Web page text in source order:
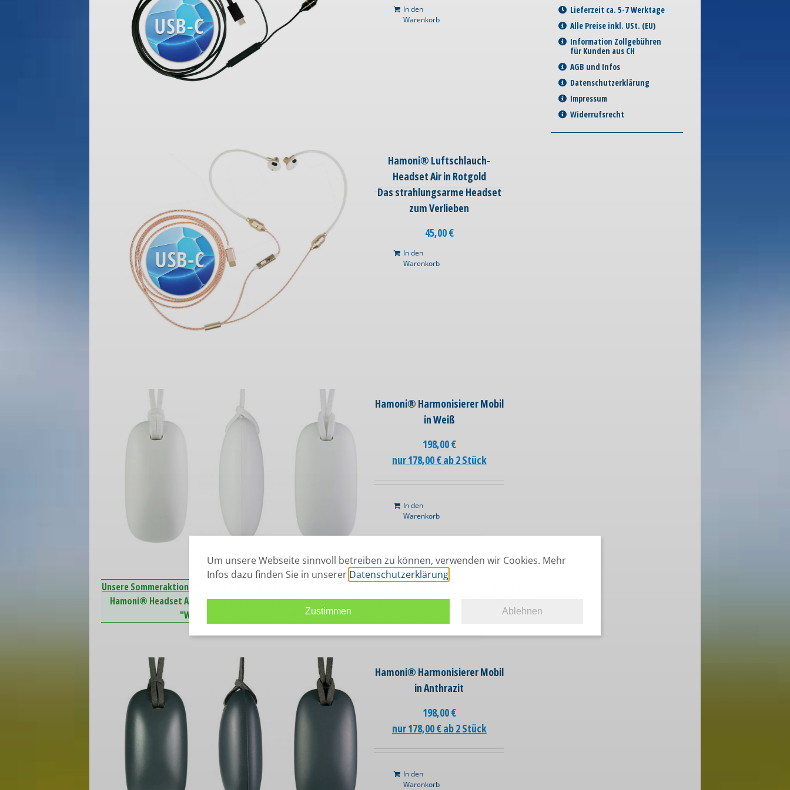
In den
Warenkorb
Hamoni® Luftschlauch-
Headset Air in Rotgold
Das strahlungsarme Headset
zum Verlieben
45,00€
In den
Warenkorb
Hamoni® Harmonisierer Mobil
in Weiß
198,00€
nur 178,00 € ab 2 Stück
In den
Warenkorb
Unsere Sommeraktion 2026:
Hamoni® Headset Air im Wert von 45,- EUR gratis. Ihr(e) Geschenk(e) können Sie vor dem Checkout (im Schritt
"Warenkorb überprüfen") frei aus allen verfügbaren Headsets auswählen.
Hamoni® Harmonisierer Mobil
in Anthrazit
198,00€
nur 178,00 € ab 2 Stück
In den
Warenkorb
Lieferzeit ca. 5-7 Werktage
Alle Preise inkl. USt. (EU)
Information Zollgebühren
für Kunden aus CH
AGB und Infos
Datenschutzerklärung
Impressum
Widerrufsrecht
Um unsere Webseite sinnvoll betreiben zu können, verwenden wir Cookies. Mehr
Infos dazu finden Sie in unserer Datenschutzerklärung
Zustimmen Ablehnen